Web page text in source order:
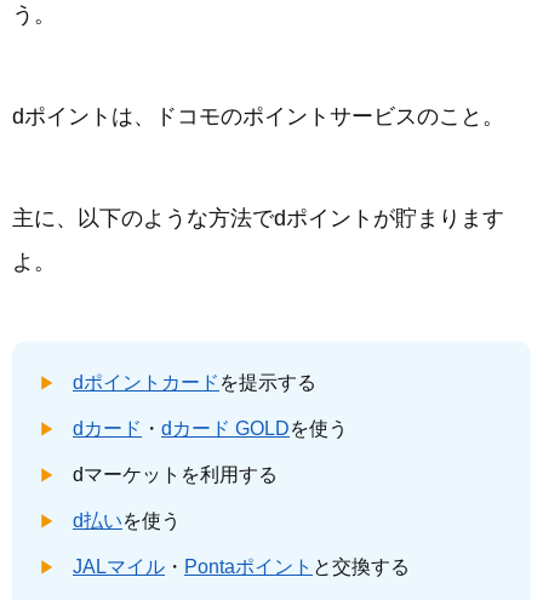
う。
dポイントは、ドコモのポイントサービスのこと。
主に、以下のような方法でdポイントが貯まります
よ。
dポイントカード を提示する
dカード ・ dカード GOLDを使う
dマーケットを利用する
d払いを使う
JALマイル ・ Pontaポイント と交換する